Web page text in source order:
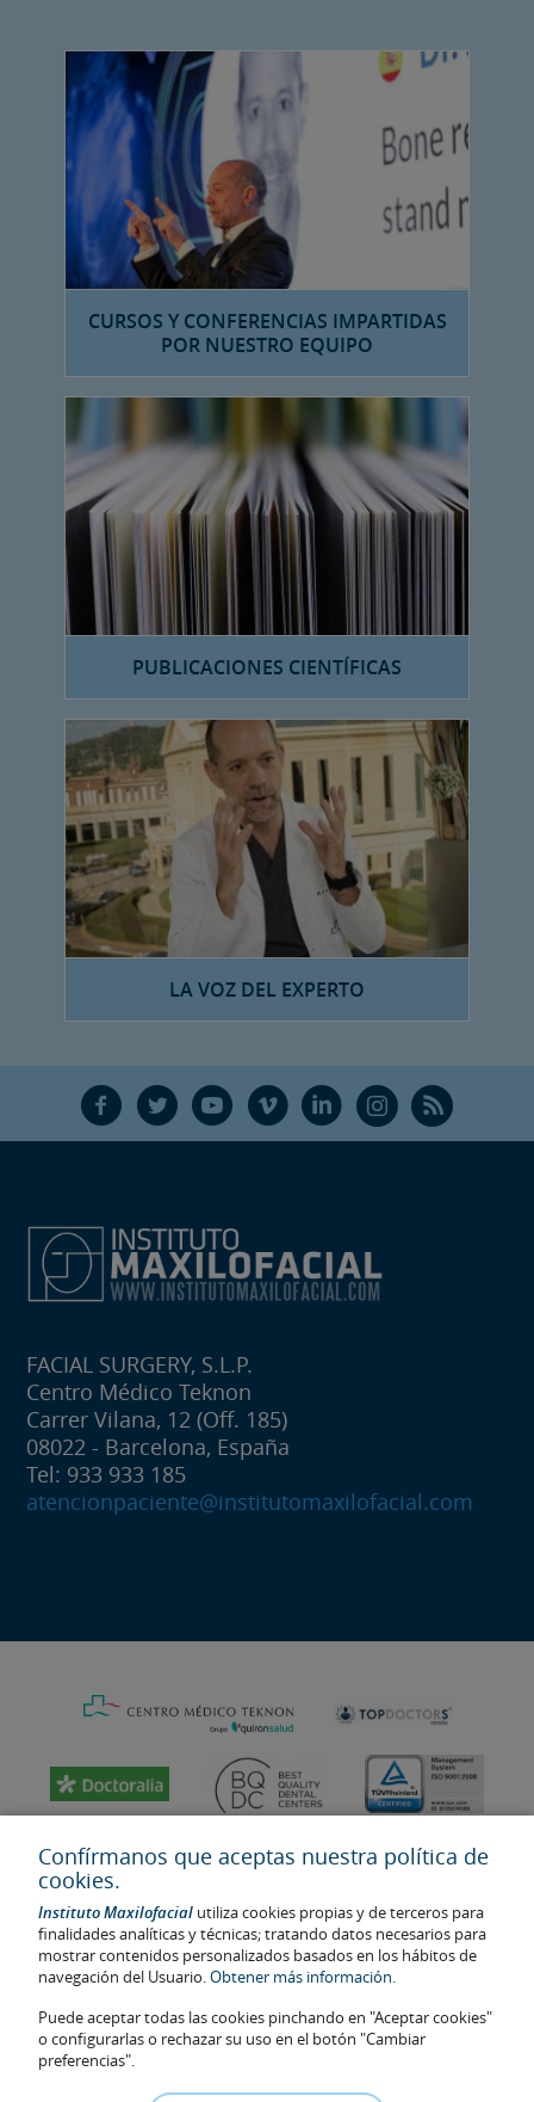
CURSOS Y CONFERENCIAS IMPARTIDAS
POR NUESTRO EQUIPO
PUBLICACIONES CIENTÍFICAS
LA VOZ DEL EXPERTO
F T Y V L Ñ R
FACIAL SURGERY, S.L.P.
Centro Médico Teknon
Carrer Vilana, 12 (Off. 185)
08022 - Barcelona, España
Tel: 933 933 185
atencionpaciente@institutomaxilofacial.com
Última actualización: 2023
No. de autorización de centro sanitario: E08646940
La información presente en la web no reemplaza sino complementa
Confírmanos que aceptas nuestra política de
cookies.
Instituto Maxilofacial utiliza cookies propias y de terceros para
finalidades analíticas y técnicas; tratando datos necesarios para
mostrar contenidos personalizados basados en los hábitos de
navegación del Usuario.Obtener más información.
Puede aceptar todas las cookies pinchando en "Aceptar cookies"
o configurarlas o rechazar su uso en el botón "Cambiar
preferencias".